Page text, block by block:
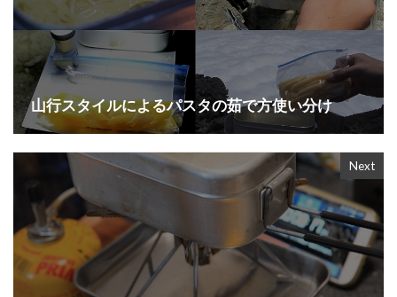
山行スタイルによるパスタの茹で方使い分け
Next